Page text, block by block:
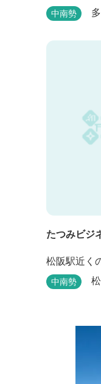
8/1(木)オープン。 VISONでも最
の
中南勢
たつみビジ
松阪駅近く
中南勢